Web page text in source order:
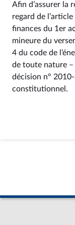
Afin d’assurer la
regard de
finances du 1er
mineure du
4 du code de
de toute nature –
décision n°
constitutionnel.